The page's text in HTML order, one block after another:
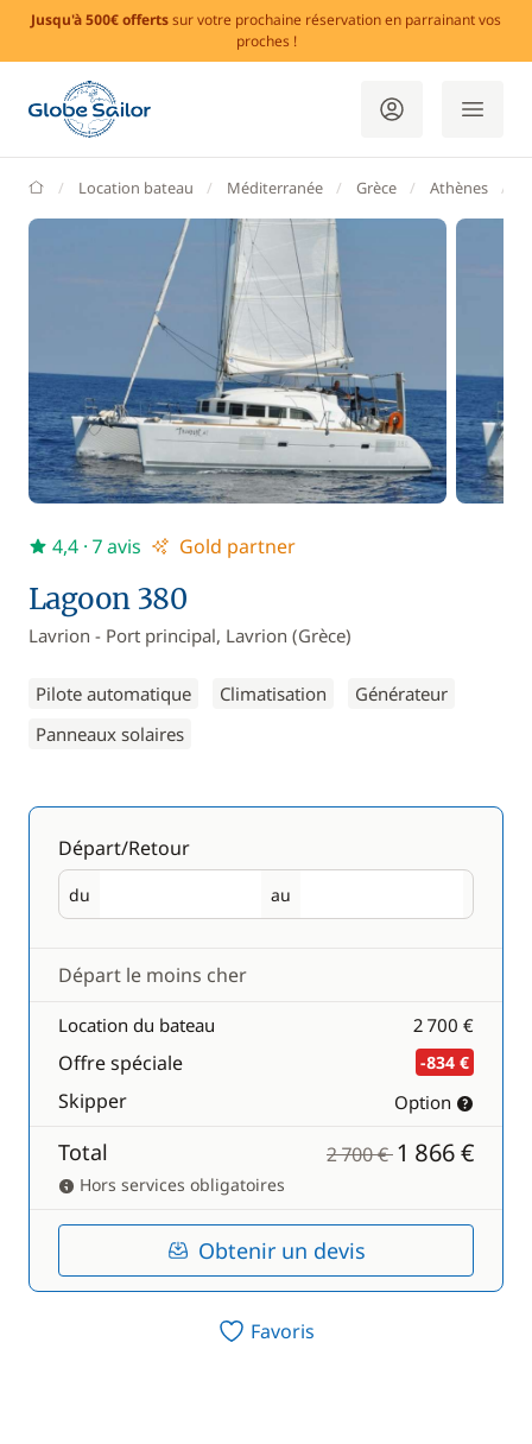
Jusqu'à 500€ offertssur votre prochaine réservation en parrainant vos
proches !
GlobeSailor
Location bateau Méditerranée Grèce Athènes
Lagoon 380
Lavrion - Port principal, Lavrion (Grèce)
Pilote automatique Climatisation
Générateur
Panneaux solaires
4,4 · 7 avis Gold partner
Départ/Retour
du
Départ au
Retour
Départ le moins cher
Location du bateau 2 700 €
Offre spéciale -834 €
Skipper Option
Total 2 700 €1 866 €
Hors services obligatoires
Obtenir un devis
Favoris